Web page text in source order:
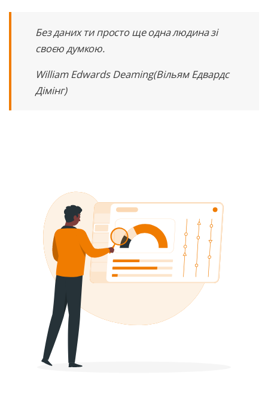
Без даних ти просто ще одна людина зі
своєю думкою.
William Edwards Deaming(Вільям Едвардс
Дімінг)